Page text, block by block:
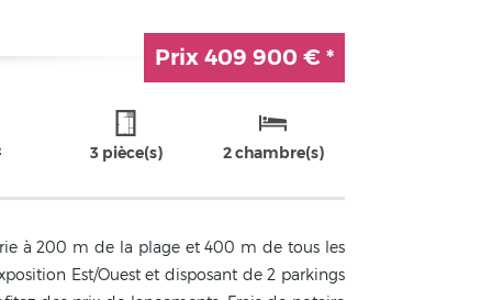
Prix409 900 € *
3 pièce(s) 2 chambre(s)
à 200 m de la plage et 400 m de tous les
Est/Ouest et disposant de 2 parkings